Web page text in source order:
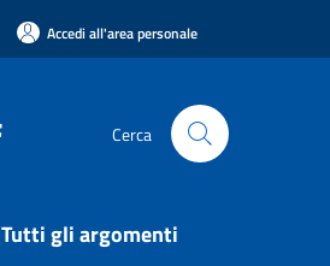
Accedi all'area personale
Cerca
Tutti gli argomenti